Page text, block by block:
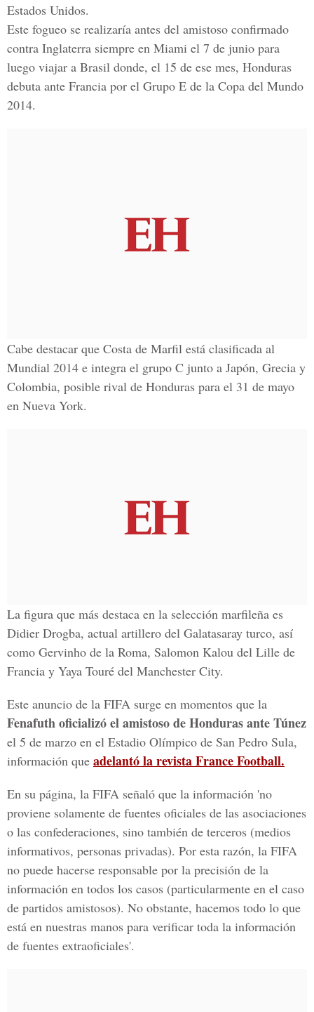
Estados Unidos.
Este fogueo se realizaría antes del amistoso confirmado
contra Inglaterra siempre en Miami el 7 de junio para
luego viajar a Brasil donde, el 15 de ese mes, Honduras
debuta ante Francia por el Grupo E de la Copa del Mundo
2014.
Cabe destacar que Costa de Marfil está clasificada al
Mundial 2014 e integra el grupo C junto a Japón, Grecia y
Colombia, posible rival de Honduras para el 31 de mayo
en Nueva York.
La figura que más destaca en la selección marfileña es
Didier Drogba, actual artillero del Galatasaray turco, así
como Gervinho de la Roma, Salomon Kalou del Lille de
Francia y Yaya Touré del Manchester City.
Este anuncio de la FIFA surge en momentos que la
Fenafuth oficializó el amistoso de Honduras ante Túnez
el 5 de marzo en el Estadio Olímpico de San Pedro Sula,
información que adelantó la revista France Football.
En su página, la FIFA señaló que la información 'no
proviene solamente de fuentes oficiales de las asociaciones
o las confederaciones, sino también de terceros (medios
informativos, personas privadas). Por esta razón, la FIFA
no puede hacerse responsable por la precisión de la
información en todos los casos (particularmente en el caso
de partidos amistosos). No obstante, hacemos todo lo que
está en nuestras manos para verificar toda la información
de fuentes extraoficiales'.